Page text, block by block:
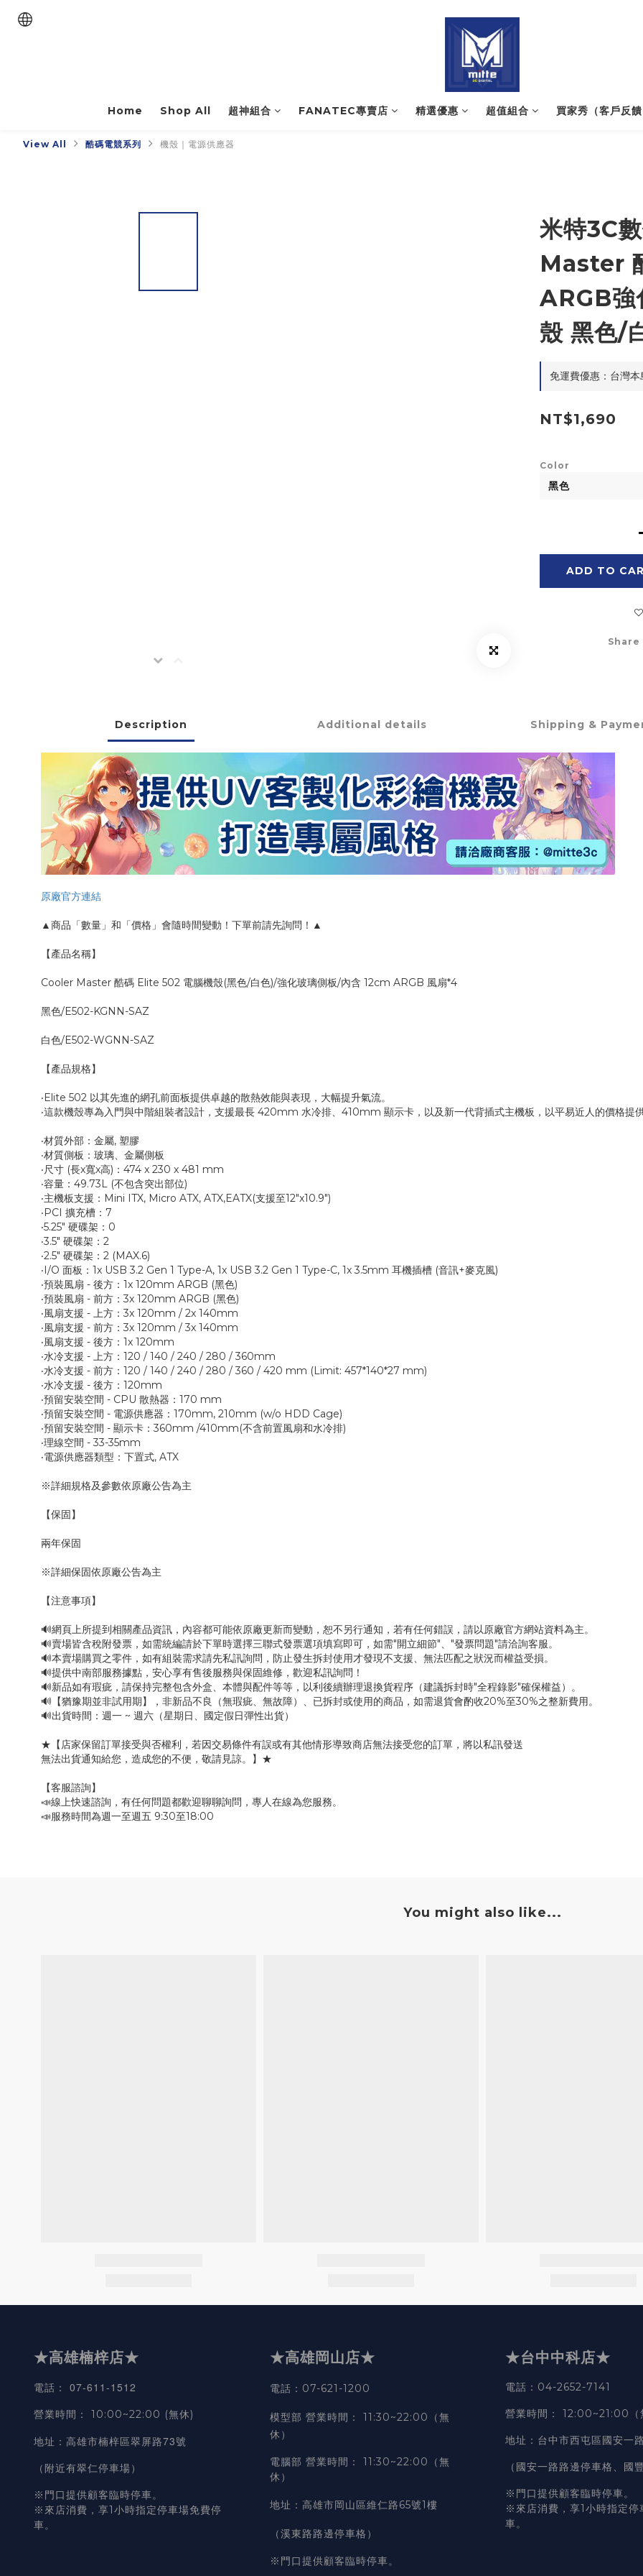
Home Shop All 超神組合 FANATEC專賣店 精選優惠 超值組合 買家秀（客戶反饋
View All 酷碼電競系列 機殼｜電源供應器
米特3C
Master
ARGB強
殼 黑色/
免運費優惠：台灣
NT$1,690
Color
ADD TO
Share
Description Additional details Shipping &
原廠官方連結
▲商品「數量」和「價格」會隨時間變動！下單前請先詢問！▲
【產品名稱】
Cooler Master 酷碼 Elite 502 電腦機殼(黑色/白色)/強化玻璃側板/內含 12cm ARGB 風扇*4
黑色/E502-KGNN-SAZ
白色/E502-WGNN-SAZ
【產品規格】
‧Elite 502 以其先進的網孔前面板提供卓越的散熱效能與表現，大幅提升氣流。
‧這款機殼專為入門與中階組裝者設計，支援最長 420mm 水冷排、410mm 顯示卡，以及新一代背插式主機板，以平易近人的價格提供
‧材質外部：金屬, 塑膠
‧材質側板：玻璃、金屬側板
‧尺寸 (長x寬x高)：474 x 230 x 481 mm
‧容量：49.73L (不包含突出部位)
‧主機板支援：Mini ITX, Micro ATX, ATX,EATX(支援至12"x10.9")
‧PCI 擴充槽：7
‧5.25" 硬碟架：0
‧3.5" 硬碟架：2
‧2.5" 硬碟架：2 (MAX.6)
‧I/O 面板：1x USB 3.2 Gen 1 Type-A, 1x USB 3.2 Gen 1 Type-C, 1x 3.5mm 耳機插槽 (音訊+麥克風)
‧預裝風扇 - 後方：1x 120mm ARGB (黑色)
‧預裝風扇 - 前方：3x 120mm ARGB (黑色)
‧風扇支援 - 上方：3x 120mm / 2x 140mm
‧風扇支援 - 前方：3x 120mm / 3x 140mm
‧風扇支援 - 後方：1x 120mm
‧水冷支援 - 上方：120 / 140 / 240 / 280 / 360mm
‧水冷支援 - 前方：120 / 140 / 240 / 280 / 360 / 420 mm (Limit: 457*140*27 mm)
‧水冷支援 - 後方：120mm
‧預留安裝空間 - CPU 散熱器：170 mm
‧預留安裝空間 - 電源供應器：170mm, 210mm (w/o HDD Cage)
‧預留安裝空間 - 顯示卡：360mm /410mm(不含前置風扇和水冷排)
‧理線空間 - 33-35mm
‧電源供應器類型：下置式, ATX
※詳細規格及參數依原廠公告為主
【保固】
兩年保固
※詳細保固依原廠公告為主
【注意事項】
🔊網頁上所提到相關產品資訊，內容都可能依原廠更新而變動，恕不另行通知，若有任何錯誤，請以原廠官方網站資料為主。
🔊賣場皆含稅附發票，如需統編請於下單時選擇三聯式發票選項填寫即可，如需"開立細節"、"發票問題"請洽詢客服。
🔊本賣場購買之零件，如有組裝需求請先私訊詢問，防止發生拆封使用才發現不支援、無法匹配之狀況而權益受損。
🔊提供中南部服務據點，安心享有售後服務與保固維修，歡迎私訊詢問！
🔊新品如有瑕疵，請保持完整包含外盒、本體與配件等等，以利後續辦理退換貨程序（建議拆封時"全程錄影"確保權益）。
🔊【猶豫期並非試用期】，非新品不良（無瑕疵、無故障）、已拆封或使用的商品，如需退貨會酌收20%至30%之整新費用。
🔊出貨時間：週一 ~ 週六（星期日、國定假日彈性出貨）
★【店家保留訂單接受與否權利，若因交易條件有誤或有其他情形導致商店無法接受您的訂單，將以私訊發送
無法出貨通知給您，造成您的不便，敬請見諒。】★
【客服諮詢】
📣線上快速諮詢，有任何問題都歡迎聊聊詢問，專人在線為您服務。
📣服務時間為週一至週五 9:30至18:00
You might also like...
★高雄楠梓店★
電話 ： 07-611-1512
營業時間 ： 10:00~22:00 (無休)
地址 ： 高雄市楠梓區翠屏路73號
（附近有翠仁停車場）
※門口提供顧客臨時停車。
※來店消費，享1小時指定停車場免費停
車。
★高雄岡山店★
電話：07-621-1200
模型部 營業時間 ：
11:30~22:00（無
休）
電腦部 營業時間 ：
11:30~22:00（無
休）
地址 ： 高雄市岡山區維仁路65號1樓
（溪東路路邊停車格）
※門口提供顧客臨時停車。
★台中中科店★
電話 ：04-2652-7141
營業時間 ： 12:00~21:00（
地址 ：台中市西屯區國安一
（國安一路路邊停車格、國
※門口提供顧客臨時停車。
※來店消費，享1小時指定停
車。